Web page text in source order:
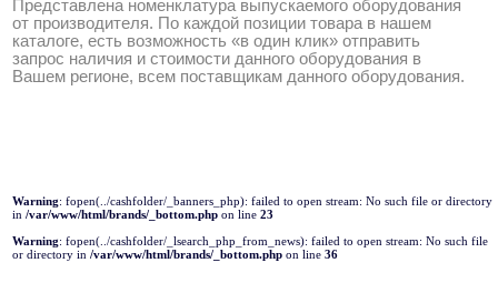
Представлена номенклатура выпускаемого оборудования
от производителя. По каждой позиции товара в нашем
каталоге, есть возможность «в один клик» отправить
запрос наличия и стоимости данного оборудования в
Вашем регионе, всем поставщикам данного оборудования.
Warning: fopen(../cashfolder/_banners_php): failed to open stream: No such file or directory
in /var/www/html/brands/_bottom.php on line 23
Warning: fopen(../cashfolder/_lsearch_php_from_news): failed to open stream: No such file
or directory in /var/www/html/brands/_bottom.php on line 36